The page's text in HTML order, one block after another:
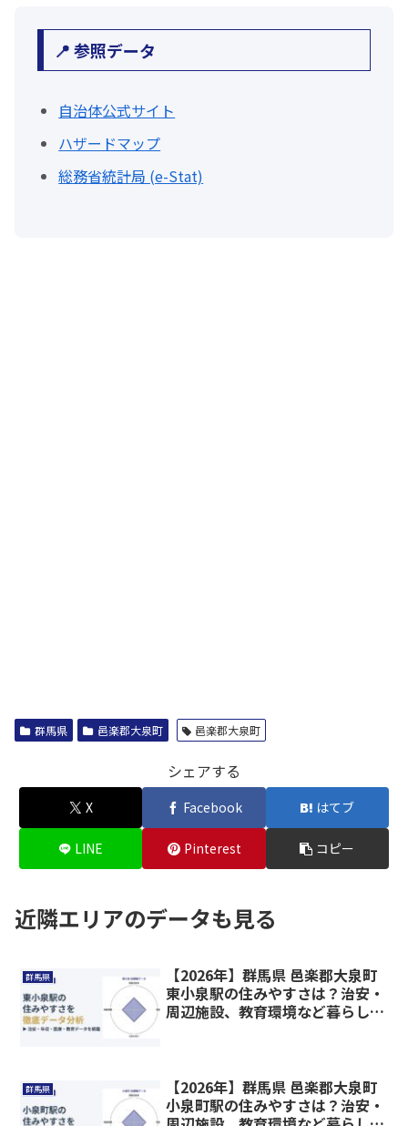
📍 参照データ
自治体公式サイト
ハザードマップ
総務省統計局 (e-Stat)
群馬県 邑楽郡大泉町 邑楽郡大泉町
シェアする
X Facebook はてブ
LINE Pinterest コピー
近隣エリアのデータも見る
群馬県
【2026年】群馬県 邑楽郡大泉町
東小泉駅の住みやすさは？治安・
周辺施設、教育環境など暮らしに
群馬県
【2026年】群馬県 邑楽郡大泉町
小泉町駅の住みやすさは？治安・